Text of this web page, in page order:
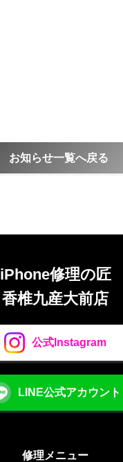
お知らせ一覧へ戻る
iPhone修理の匠
香椎九産大前店
公式Instagram
LINE公式アカウント
修理メニュー